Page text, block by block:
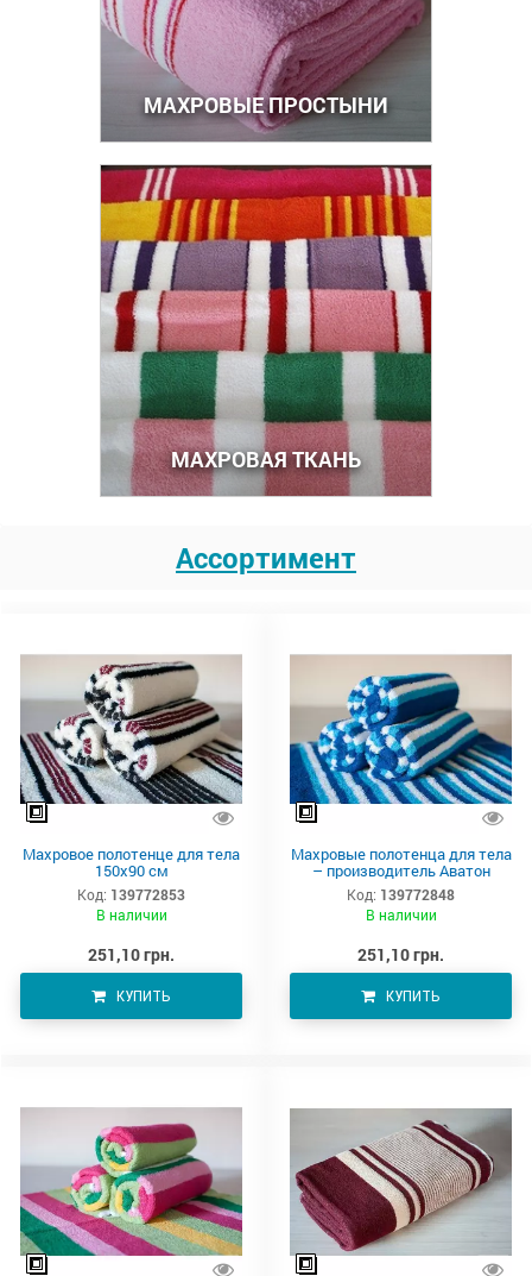
МАХРОВЫЕ ПРОСТЫНИ
МАХРОВАЯ ТКАНЬ
Ассортимент
Махровое полотенце для тела
150х90 см
Код: 139772853
В наличии
251,10 грн.
КУПИТЬ
Махровые полотенца для тела
– производитель Аватон
Код: 139772848
В наличии
251,10 грн.
КУПИТЬ